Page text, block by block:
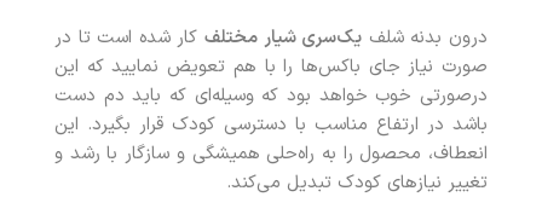
درون بدنه شلف یک‌سری شیار مختلف کار شده است تا در
صورت نیاز جای باکس‌ها را با هم تعویض نمایید که این
درصورتی خوب خواهد بود که وسیله‌ای که باید دم دست
باشد در ارتفاع مناسب با دسترسی کودک قرار بگیرد. این
انعطاف، محصول را به راه‌حلی همیشگی و سازگار با رشد و
تغییر نیازهای کودک تبدیل می‌کند.